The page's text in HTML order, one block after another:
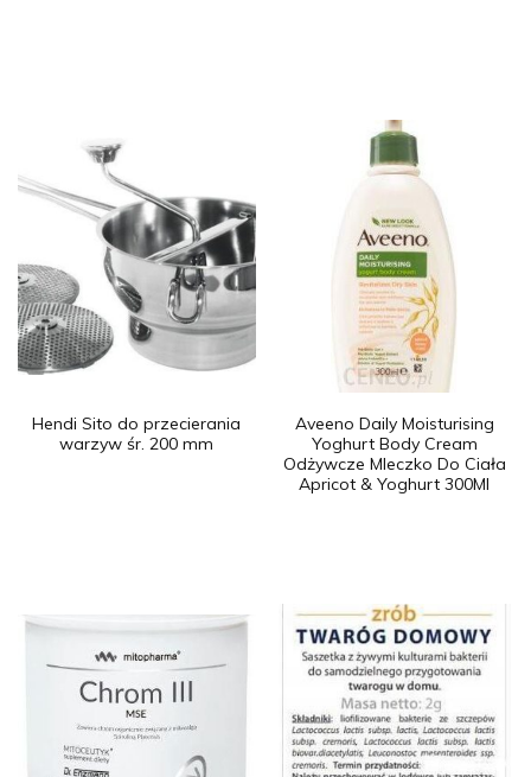
Hendi Sito do przecierania
warzyw śr. 200 mm
Aveeno Daily Moisturising
Yoghurt Body Cream
Odżywcze Mleczko Do Ciała
Apricot & Yoghurt 300Ml